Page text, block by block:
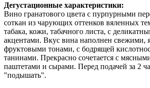
Дегустационные характеристики:
Вино гранатового цвета с пурпурными
соткан из чарующих оттенков вяленных
табака, кожи, табачного листа, с
акцентами. Вкус вина наполнен свежими,
фруктовыми тонами, с бодрящей
танинами. Прекрасно сочетается с
паштетами и сырами. Перед подачей за 2
"подышать".